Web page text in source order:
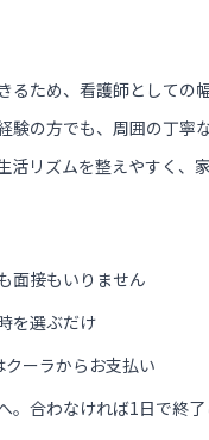
ため、看護師としての
の方でも、周囲の丁寧
活リズムを整えやすく、
面接もいりません
を選ぶだけ
ーラからお支払い
。合わなければ1日で終